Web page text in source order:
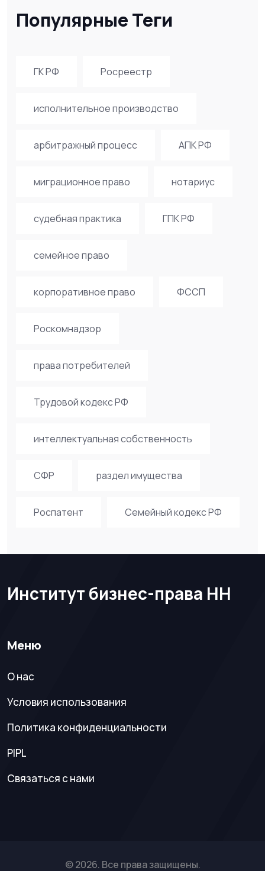
Популярные Теги
ГК РФ Росреестр
исполнительное производство
арбитражный процесс АПК РФ
миграционное право нотариус
судебная практика ГПК РФ
семейное право
корпоративное право ФССП
Роскомнадзор
права потребителей
Трудовой кодекс РФ
интеллектуальная собственность
СФР раздел имущества
Роспатент Семейный кодекс РФ
Институт бизнес-права НН
Меню
О нас
Условия использования
Политика конфиденциальности
PIPL
Связаться с нами
© 2026. Все права защищены.